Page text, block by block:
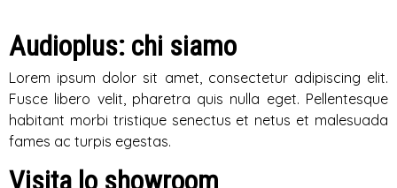
Audioplus: chi siamo
Lorem ipsum dolor sit amet, consectetur adipiscing elit.
Fusce libero velit, pharetra quis nulla eget. Pellentesque
habitant morbi tristique senectus et netus et malesuada
fames ac turpis egestas.
Visita lo showroom